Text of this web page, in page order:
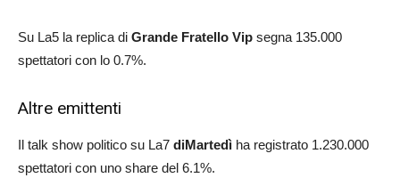
Su La5 la replica di Grande Fratello Vip segna 135.000
spettatori con lo 0.7%.
Altre emittenti
Il talk show politico su La7 diMartedì ha registrato 1.230.000
spettatori con uno share del 6.1%.